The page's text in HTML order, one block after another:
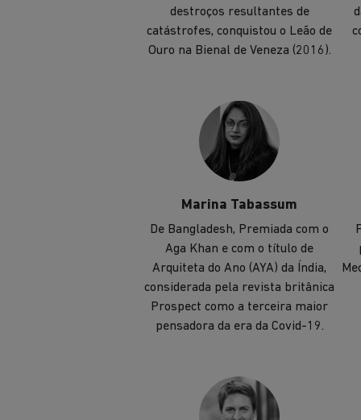
destroços resultantes de
catástrofes, conquistou o Leão de
Ouro na Bienal de Veneza (2016).
Marina Tabassum
De Bangladesh, Premiada com o
Aga Khan e com o título de
Arquiteta do Ano (AYA) da Índia,
considerada pela revista britânica
Prospect como a terceira maior
pensadora da era da Covid-19.